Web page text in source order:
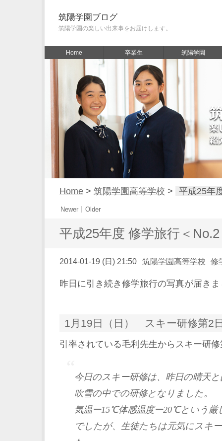
筑陽学園ブログ
筑陽学園の楽しい出来事をお届けします。
Home 卒業生 筑陽学園
Home > 筑陽学園高等学校 > 平成25年
Newer Older
平成25年度 修学旅行＜
2014-01-19 (日) 21:50 筑陽学園高等学校 修
昨日に引き続き修学旅行の写真が届き
1月19日（日） スキー研修第2
引率されている毛利先生からスキー研
今日のスキー研修は、昨日の晴天
吹雪の中での研修となりました。
気温ー15℃体感温度ー20℃という厳
でしたが、生徒たちは元気にスキ